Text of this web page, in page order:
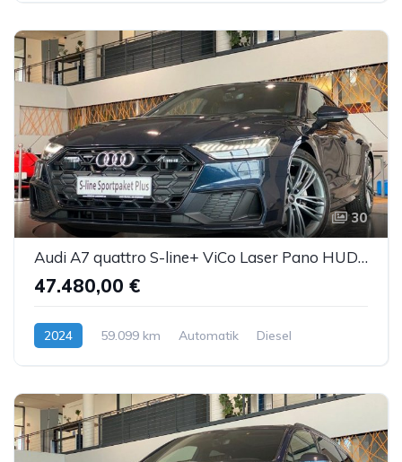
30
Audi A7 quattro S-line+ ViCo Laser Pano HUD AHK ACC
47.480,00 €
2024 59.099 km Automatik Diesel